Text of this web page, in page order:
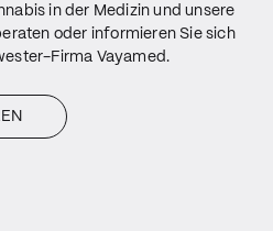
in der Medizin und unsere
oder informieren Sie sich
Firma Vayamed.